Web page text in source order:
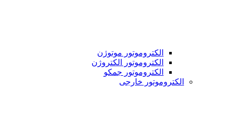
الکتروموتور موتوژن
الکتروموتور الکتروژن
الکتروموتور جمکو
الکتروموتور خارجی